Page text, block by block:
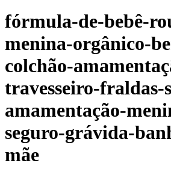
fórmula-de-bebê-
menina-orgânico-
colchão-
travesseiro-fraldas-
amamentação-
seguro-grávida-
mãe